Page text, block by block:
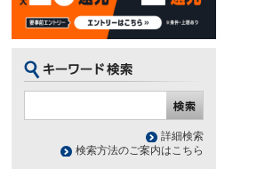
詳細検索
検索方法のご案内はこちら